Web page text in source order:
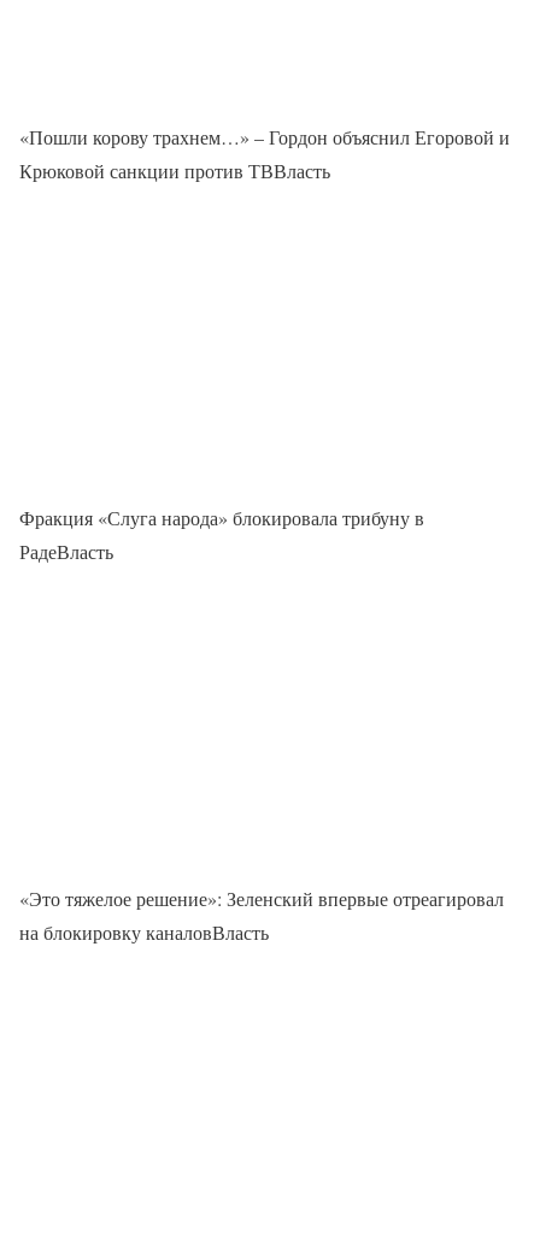
«Пошли корову трахнем…» – Гордон объяснил Егоровой и
Крюковой санкции против ТВВласть
Фракция «Слуга народа» блокировала трибуну в
РадеВласть
«Это тяжелое решение»: Зеленский впервые отреагировал
на блокировку каналовВласть